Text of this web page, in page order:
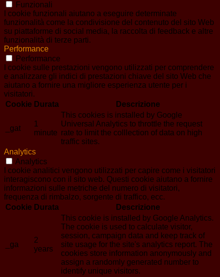
Funzionali
I cookie funzionali aiutano a eseguire determinate
funzionalità come la condivisione del contenuto del sito Web
su piattaforme di social media, la raccolta di feedback e altre
funzionalità di terze parti.
Performance
Performance
I cookie sulle prestazioni vengono utilizzati per comprendere
e analizzare gli indici di prestazioni chiave del sito Web che
aiutano a fornire una migliore esperienza utente per i
visitatori.
Cookie Durata Descrizione
_gat
1
minute
This cookies is installed by Google
Universal Analytics to throttle the request
rate to limit the colllection of data on high
traffic sites.
Analytics
Analytics
I cookie analitici vengono utilizzati per capire come i visitatori
interagiscono con il sito web. Questi cookie aiutano a fornire
informazioni sulle metriche del numero di visitatori,
frequenza di rimbalzo, sorgente di traffico, ecc.
Cookie Durata Descrizione
_ga
2
years
This cookie is installed by Google Analytics.
The cookie is used to calculate visitor,
session, campaign data and keep track of
site usage for the site's analytics report. The
cookies store information anonymously and
assign a randomly generated number to
identify unique visitors.